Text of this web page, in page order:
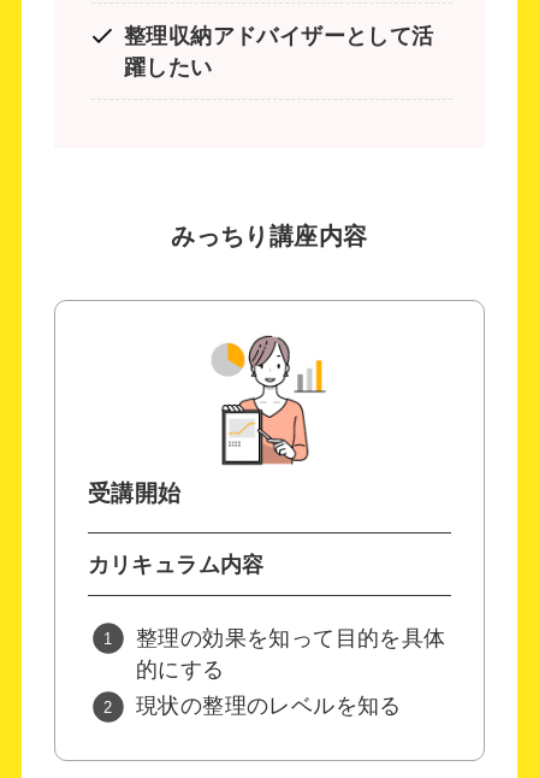
整理収納アドバイザーとして活
躍したい
みっちり講座内容
受講開始
カリキュラム内容
整理の効果を知って目的を具体
的にする
現状の整理のレベルを知る